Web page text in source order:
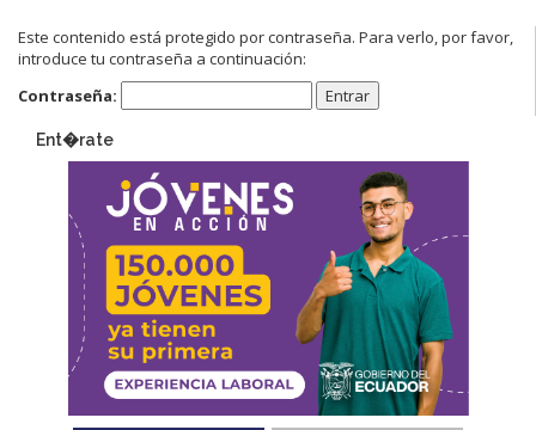
Este contenido está protegido por contraseña. Para verlo, por favor,
introduce tu contraseña a continuación:
Contraseña:
Ent�rate